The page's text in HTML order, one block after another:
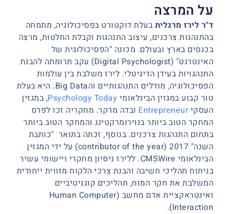
על המרצה
ד"ר לירז מרגלית בעלת דוקטורט בפסיכולוגיה, מתמחה
בהתנהגות צרכנים, עיצוב התנהגות וקבלת החלטות, מרצה
בכנסים בארץ ובעולם. מכונה "הפסיכולוגית של
האינטרנט" (Digital Psychologist) עקב תרומתה להבנת
התנהגויות בעידן הדיגיטלי. לירז משלבת בין עולמות
הפסיכולוגיה, מודלים התנהגותיים והBig Data. היא בעלת
טור קבוע במגזין הבינלאומי Psychology Today, במגזין
העסקיEntrepreneur ובדה מרקר. מחקריה זכו לפרס
המחקר הטוב ביותר בנוירומרקטינג והמחקר הטוב ביותר
בתחום התנהגות צרכנים. בנוסף, זכתה בתואר "כותבת
השנה" 2017 (contributor of the year) על ידי המגזין
הבינלאומי CMSWire. ללירז ניסיון מחקרי ויישומי עשיר
בניתוח תהליכי חשיבה והבנת צרכי הלקוח מזווית ייחודית
המשלבת את חקר המוח, תהליכים קוגניטיביים
ואינטראקציית אדם מחשב (Human Computer
Interaction).